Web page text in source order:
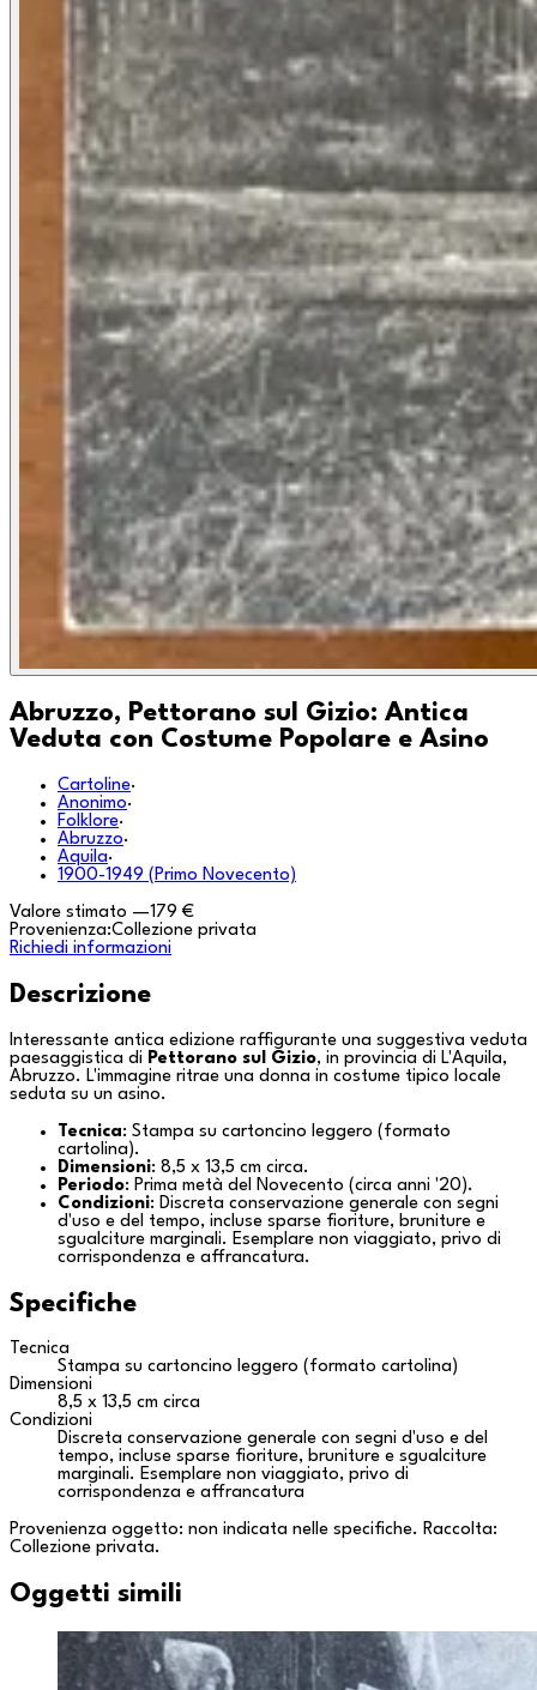
Abruzzo, Pettorano sul Gizio: Antica
Veduta con Costume Popolare e Asino
Cartoline·
Anonimo·
Folklore·
Abruzzo·
Aquila·
1900-1949 (Primo Novecento)
Valore stimato —179 €
Provenienza:Collezione privata
Richiedi informazioni
Descrizione
Interessante antica edizione raffigurante una suggestiva veduta
paesaggistica di Pettorano sul Gizio, in provincia di L'Aquila,
Abruzzo. L'immagine ritrae una donna in costume tipico locale
seduta su un asino.
Tecnica: Stampa su cartoncino leggero (formato
cartolina).
Dimensioni: 8,5 x 13,5 cm circa.
Periodo: Prima metà del Novecento (circa anni '20).
Condizioni: Discreta conservazione generale con segni
d'uso e del tempo, incluse sparse fioriture, bruniture e
sgualciture marginali. Esemplare non viaggiato, privo di
corrispondenza e affrancatura.
Specifiche
Tecnica
Stampa su cartoncino leggero (formato cartolina)
Dimensioni
8,5 x 13,5 cm circa
Condizioni
Discreta conservazione generale con segni d'uso e del
tempo, incluse sparse fioriture, bruniture e sgualciture
marginali. Esemplare non viaggiato, privo di
corrispondenza e affrancatura
Provenienza oggetto: non indicata nelle specifiche. Raccolta:
Collezione privata.
Oggetti simili